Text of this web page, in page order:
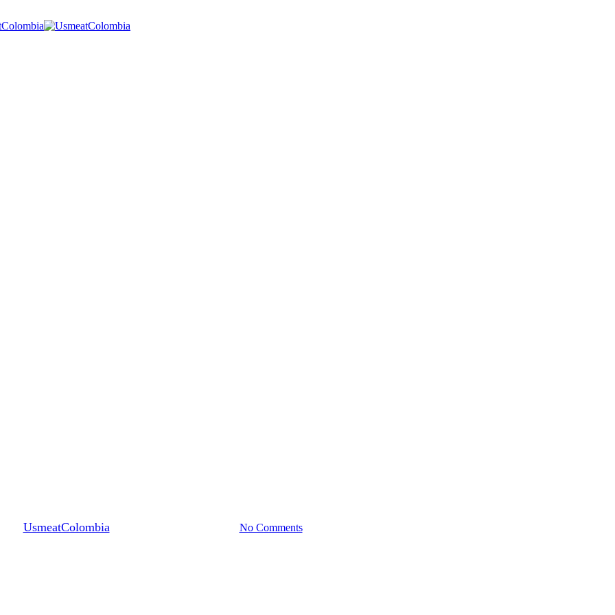
UsmeatColombia No Comments